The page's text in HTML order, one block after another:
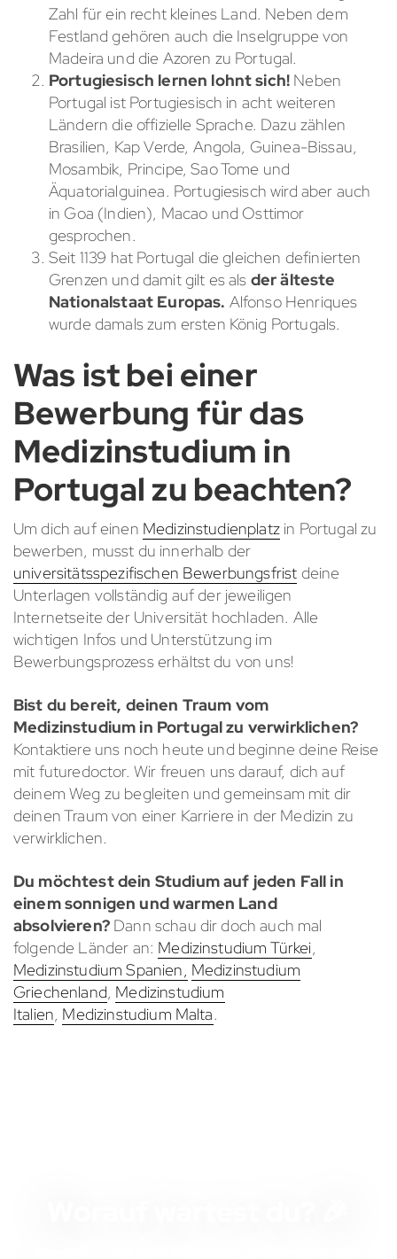
Zahl für ein recht kleines Land. Neben dem
Festland gehören auch die Inselgruppe von
Madeira und die Azoren zu Portugal.
Portugiesisch lernen lohnt sich! Neben
Portugal ist Portugiesisch in acht weiteren
Ländern die offizielle Sprache. Dazu zählen
Brasilien, Kap Verde, Angola, Guinea-Bissau,
Mosambik, Principe, Sao Tome und
Äquatorialguinea. Portugiesisch wird aber auch
in Goa (Indien), Macao und Osttimor
gesprochen.
Seit 1139 hat Portugal die gleichen definierten
Grenzen und damit gilt es als der älteste
Nationalstaat Europas. Alfonso Henriques
wurde damals zum ersten König Portugals.
Was ist bei einer
Bewerbung für das
Medizinstudium in
Portugal zu beachten?
Um dich auf einen Medizinstudienplatzin Portugal zu
bewerben, musst du innerhalb der
universitätsspezifischen Bewerbungsfrist deine
Unterlagen vollständig auf der jeweiligen
Internetseite der Universität hochladen. Alle
wichtigen Infos und Unterstützung im
Bewerbungsprozess erhältst du von uns!
Bist du bereit, deinen Traum vom
Medizinstudium in Portugal zu verwirklichen?
Kontaktiere uns noch heute und beginne deine Reise
mit futuredoctor. Wir freuen uns darauf, dich auf
deinem Weg zu begleiten und gemeinsam mit dir
deinen Traum von einer Karriere in der Medizin zu
verwirklichen.
Du möchtest dein Studium auf jeden Fall in
einem sonnigen und warmen Land
absolvieren?Dann schau dir doch auch mal
folgende Länder an: Medizinstudium Türkei,
Medizinstudium Spanien, Medizinstudium
Griechenland, Medizinstudium
Italien, Medizinstudium Malta.